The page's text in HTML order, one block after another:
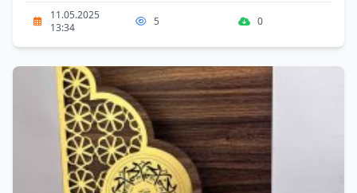
11.05.2025
13:34
5 0